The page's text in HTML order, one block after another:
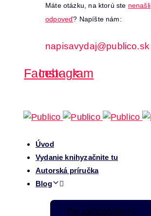
Máte otázku, na ktorú ste nenašli
odpoveď? Napíšte nám:
napisavydaj@publico.sk
Facebook
Instagram
Úvod
Vydanie knihyzačnite tu
Autorská príručka
Blog
Pre začiatočníkov